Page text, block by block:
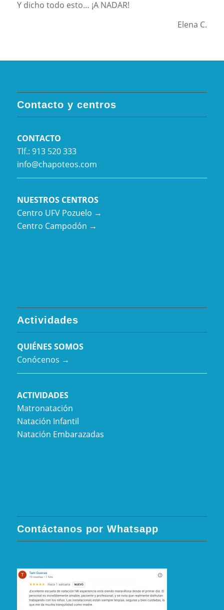
Y dicho todo esto… ¡A NADAR!
Elena C.
Contacto y centros
CONTACTO
Tlf.: 913 520 333
info@chapoteos.com
NUESTROS CENTROS
Centro UFV Pozuelo →
Centro Campodón →
Actividades
QUIÉNES SOMOS
Conócenos →
ACTIVIDADES
Matronatación
Natación Infantil
Natación Embarazadas
Contáctanos por Whatsapp